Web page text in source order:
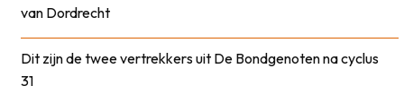
van Dordrecht
Dit zijn de twee vertrekkers uit De Bondgenoten na cyclus
31